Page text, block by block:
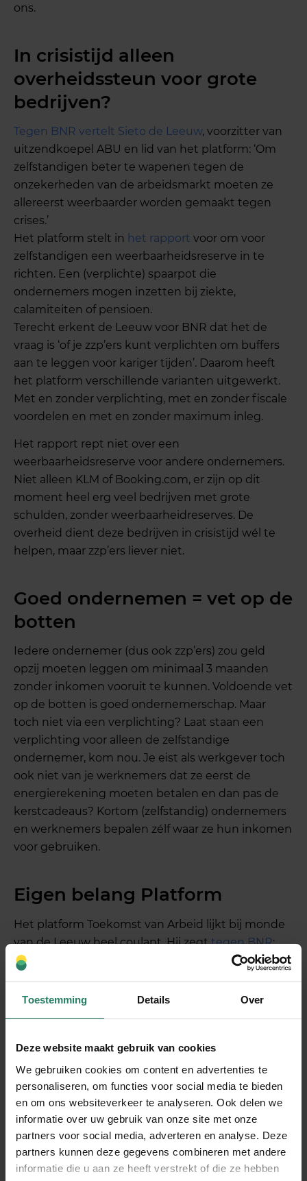
Toestemming Details Over
Deze website maakt gebruik van cookies
We gebruiken cookies om content en advertenties te
personaliseren, om functies voor social media te bieden
en om ons websiteverkeer te analyseren. Ook delen we
informatie over uw gebruik van onze site met onze
partners voor social media, adverteren en analyse. Deze
partners kunnen deze gegevens combineren met andere
informatie die u aan ze heeft verstrekt of die ze hebben
ons.
In crisistijd alleen
overheidssteun voor grote
bedrijven?
Tegen BNR vertelt Sieto de Leeuw, voorzitter van
uitzendkoepel ABU en lid van het platform: ‘Om
zelfstandigen beter te wapenen tegen de
onzekerheden van de arbeidsmarkt moeten ze
allereerst weerbaarder worden gemaakt tegen
crises.’
Het platform stelt in het rapport voor om voor
zelfstandigen een weerbaarheidsreserve in te
richten. Een (verplichte) spaarpot die
ondernemers mogen inzetten bij ziekte,
calamiteiten of pensioen.
Terecht erkent de Leeuw voor BNR dat het de
vraag is ‘of je zzp’ers kunt verplichten om buffers
aan te leggen voor kariger tijden’. Daarom heeft
het platform verschillende varianten uitgewerkt.
Met en zonder verplichting, met en zonder fiscale
voordelen en met en zonder maximum inleg.
Het rapport rept niet over een
weerbaarheidsreserve voor andere ondernemers.
Niet alleen KLM of Booking.com, er zijn op dit
moment heel erg veel bedrijven met grote
schulden, zonder weerbaarheidreserves. De
overheid dient deze bedrijven in crisistijd wél te
helpen, maar zzp’ers liever niet.
Goed ondernemen = vet op de
botten
Iedere ondernemer (dus ook zzp’ers) zou geld
opzij moeten leggen om minimaal 3 maanden
zonder inkomen vooruit te kunnen. Voldoende vet
op de botten is goed ondernemerschap. Maar
toch niet via een verplichting? Laat staan een
verplichting voor alleen de zelfstandige
ondernemer, kom nou. Je eist als werkgever toch
ook niet van je werknemers dat ze eerst de
energierekening moeten betalen en dan pas de
kerstcadeaus? Kortom (zelfstandig) ondernemers
en werknemers bepalen zélf waar ze hun inkomen
voor gebruiken.
Eigen belang Platform
Het platform Toekomst van Arbeid lijkt bij monde
van de Leeuw heel coulant. Hij zegttegen BNR:
‘Wij maken bewust geen keuze [
tussen de
overleg met de zelfstandigen zelf. We vinden dat
Maar die weerbaarheidsreserves zijn natuurlijk
eigenbelang: als ze de zzp’er op kosten kunnen
jagen, dan verbetert de eigen positie (van o.a.
uitzendbureaus).
En ook verzekeraars hebben er belang bij om te
voorkomen dat zzp’ers hun inkomensrisico zelf
gaan regelen, bijvoorbeeld via SharePeople. Ze
wilen dat we niet alleen een AOV (verplicht) bij